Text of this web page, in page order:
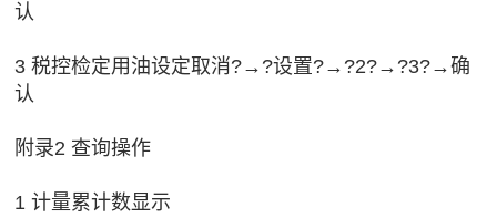
认
3 税控检定用油设定取消?→?设置?→?2?→?3?→确
认
附录2 查询操作
1 计量累计数显示